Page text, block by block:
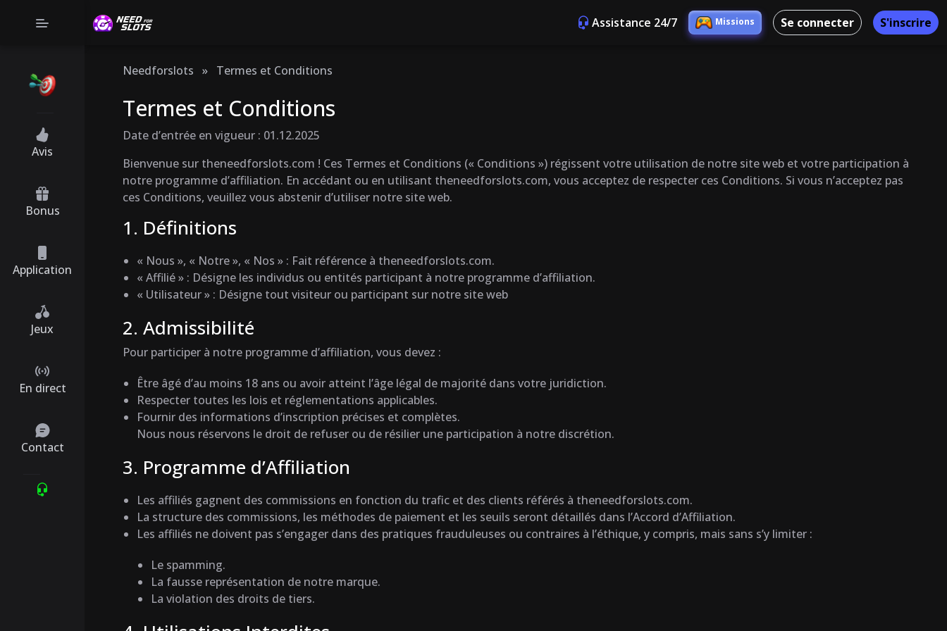
Avis
Bonus
Application
Jeux
En direct
Contact
Assistance 24/7 Missions Se connecter S'inscrire
Needforslots » Termes et Conditions
Termes et Conditions
Date d’entrée en vigueur : 01.12.2025
Bienvenue sur theneedforslots.com ! Ces Termes et Conditions (« Conditions ») régissent votre utilisation de notre site web et votre participation à
notre programme d’affiliation. En accédant ou en utilisant theneedforslots.com, vous acceptez de respecter ces Conditions. Si vous n’acceptez pas
ces Conditions, veuillez vous abstenir d’utiliser notre site web.
1. Définitions
« Nous », « Notre », « Nos » : Fait référence à theneedforslots.com.
« Affilié » : Désigne les individus ou entités participant à notre programme d’affiliation.
« Utilisateur » : Désigne tout visiteur ou participant sur notre site web
2. Admissibilité
Pour participer à notre programme d’affiliation, vous devez :
Être âgé d’au moins 18 ans ou avoir atteint l’âge légal de majorité dans votre juridiction.
Respecter toutes les lois et réglementations applicables.
Fournir des informations d’inscription précises et complètes.
Nous nous réservons le droit de refuser ou de résilier une participation à notre discrétion.
3. Programme d’Affiliation
Les affiliés gagnent des commissions en fonction du trafic et des clients référés à theneedforslots.com.
La structure des commissions, les méthodes de paiement et les seuils seront détaillés dans l’Accord d’Affiliation.
Les affiliés ne doivent pas s’engager dans des pratiques frauduleuses ou contraires à l’éthique, y compris, mais sans s’y limiter :
Le spamming.
La fausse représentation de notre marque.
La violation des droits de tiers.